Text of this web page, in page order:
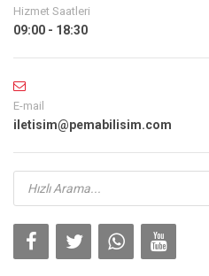
Hizmet Saatleri
09:00 - 18:30
E-mail
iletisim@pemabilisim.com
Products
search